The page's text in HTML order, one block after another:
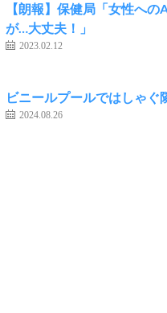
【朗報】保健局「女性へ
が…大丈夫！」
2023.02.12
ビニールプールではしゃぐ
2024.08.26